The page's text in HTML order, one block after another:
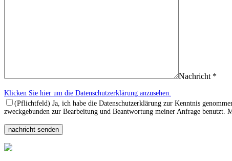
Nachricht *
Klicken Sie hier um die Datenschutzerklärung anzusehen.
(Pflichtfeld) Ja, ich habe die Datenschutzerklärung zur Kenntnis
zweckgebunden zur Bearbeitung und Beantwortung meiner Anfrage